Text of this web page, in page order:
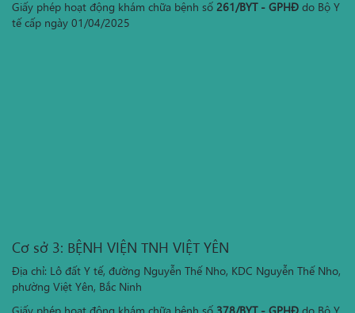
Giấy phép hoạt động khám chữa bệnh số 261/BYT - GPHĐ do Bộ Y
tế cấp ngày 01/04/2025
Cơ sở 3: BỆNH VIỆN TNH VIỆT YÊN
Địa chỉ: Lô đất Y tế, đường Nguyễn Thế Nho, KDC Nguyễn Thế Nho,
phường Việt Yên, Bắc Ninh